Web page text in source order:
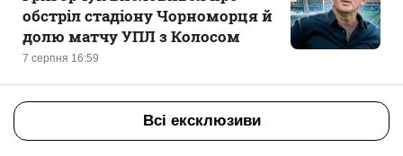
7 серпня 16:59
обстріл стадіону Чорноморця й
долю матчу УПЛ з Колосом
Всі ексклюзиви